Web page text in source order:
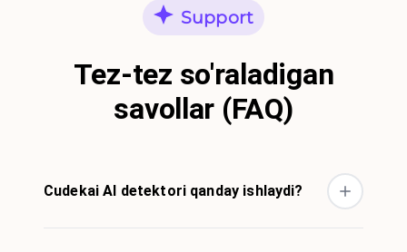
Support
Tez-tez so'raladigan
savollar (FAQ)
Cudekai AI detektori qanday ishlaydi?